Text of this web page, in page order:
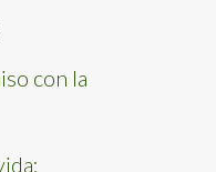
con la